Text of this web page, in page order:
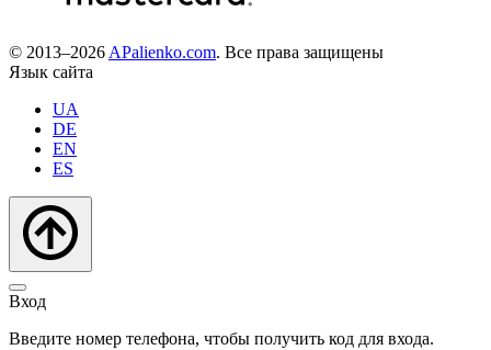
© 2013–2026 APalienko.com. Все права защищены
Язык сайта
UA
DE
EN
ES
Вход
Введите номер телефона, чтобы получить код для входа.